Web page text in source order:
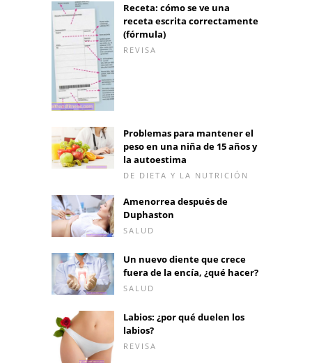
Receta: cómo se ve una
receta escrita correctamente
(fórmula)
REVISA
Problemas para mantener el
peso en una niña de 15 años y
la autoestima
DE DIETA Y LA NUTRICIÓN
Amenorrea después de
Duphaston
SALUD
Un nuevo diente que crece
fuera de la encía, ¿qué hacer?
SALUD
Labios: ¿por qué duelen los
labios?
REVISA